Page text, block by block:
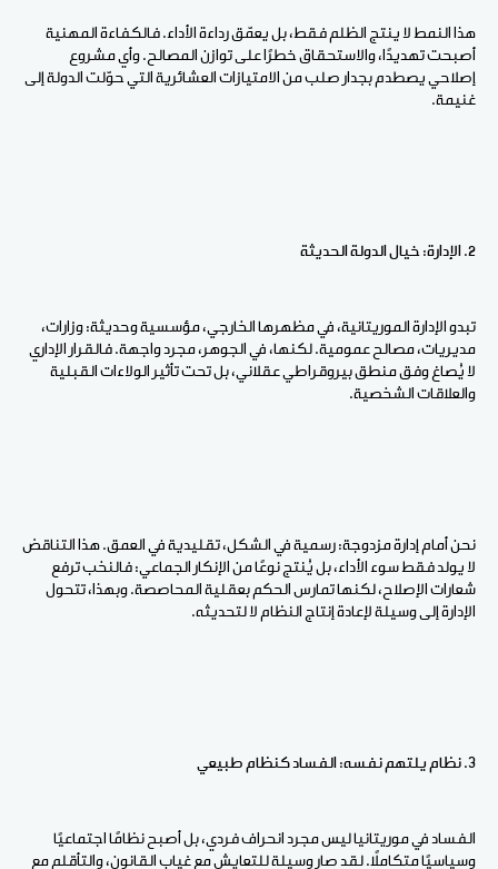
هذا النمط لا ينتج الظلم فقط، بل يعمّق رداءة الأداء. فالكفاءة المهنية
أصبحت تهديدًا، والاستحقاق خطرًا على توازن المصالح. وأي مشروع
إصلاحي يصطدم بجدار صلب من الامتيازات العشائرية التي حوّلت الدولة إلى
غنيمة.
2. الإدارة: خيال الدولة الحديثة
تبدو الإدارة الموريتانية، في مظهرها الخارجي، مؤسسية وحديثة: وزارات،
مديريات، مصالح عمومية. لكنها، في الجوهر، مجرد واجهة. فالقرار الإداري
لا يُصاغ وفق منطق بيروقراطي عقلاني، بل تحت تأثير الولاءات القبلية
والعلاقات الشخصية.
نحن أمام إدارة مزدوجة: رسمية في الشكل، تقليدية في العمق. هذا التناقض
لا يولد فقط سوء الأداء، بل يُنتج نوعًا من الإنكار الجماعي: فالنخب ترفع
شعارات الإصلاح، لكنها تمارس الحكم بعقلية المحاصصة. وبهذا، تتحول
الإدارة إلى وسيلة لإعادة إنتاج النظام لا لتحديثه.
3. نظام يلتهم نفسه: الفساد كنظام طبيعي
الفساد في موريتانيا ليس مجرد انحراف فردي، بل أصبح نظامًا اجتماعيًا
وسياسيًا متكاملًا. لقد صار وسيلة للتعايش مع غياب القانون، والتأقلم مع